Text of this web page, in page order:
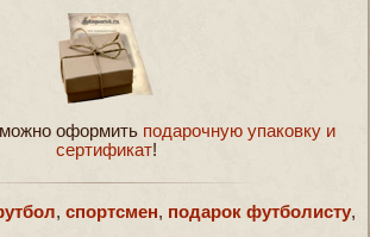
оформить подарочную упаковку и
сертификат!
, спортсмен, подарок футболисту,